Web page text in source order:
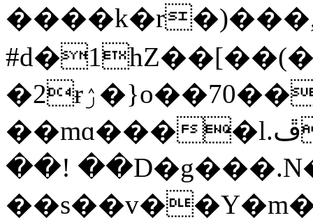
�2ɍۯ�}o��70���xf#%%o
��mɑ����l.ڦ��e4�M~Q��A�m~�R�ʛ?߹
��!